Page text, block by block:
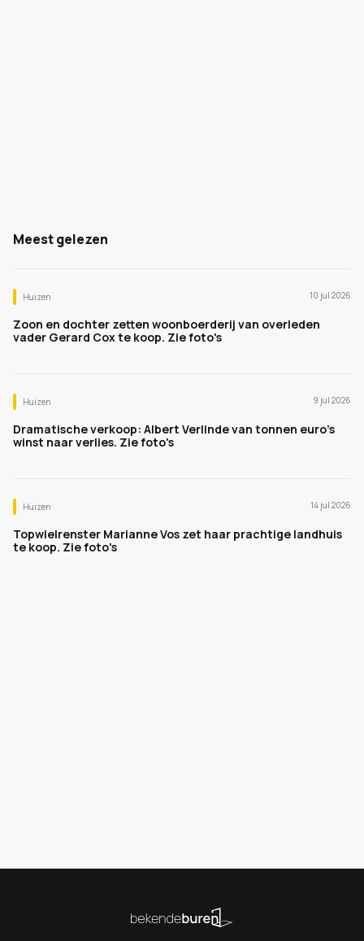
Meest gelezen
Huizen 10 jul 2026
Zoon en dochter zetten woonboerderij van overleden
vader Gerard Cox te koop. Zie foto's
Huizen 9 jul 2026
Dramatische verkoop: Albert Verlinde van tonnen euro's
winst naar verlies. Zie foto's
Huizen 14 jul 2026
Topwielrenster Marianne Vos zet haar prachtige landhuis
te koop. Zie foto's